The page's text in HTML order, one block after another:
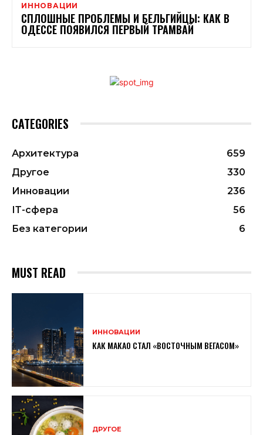
ИННОВАЦИИ
СПЛОШНЫЕ ПРОБЛЕМЫ И БЕЛЬГИЙЦЫ: КАК В
ОДЕССЕ ПОЯВИЛСЯ ПЕРВЫЙ ТРАМВАЙ
CATEGORIES
Архитектура
659
Другое
330
Инновации
236
ІТ-сфера
56
Без категории
6
MUST READ
ИННОВАЦИИ
КАК МАКАО СТАЛ «ВОСТОЧНЫМ ВЕГАСОМ»
ДРУГОЕ